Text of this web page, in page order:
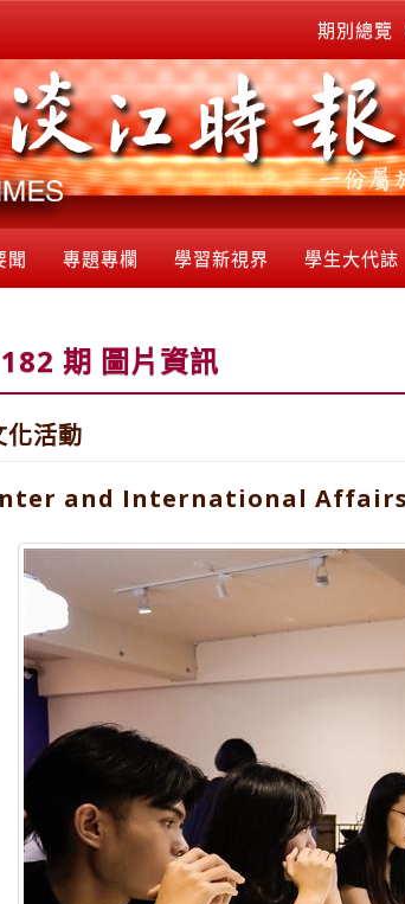
期別總覽
聞 專題專欄 學習新視界 學生大代誌
期 圖片資訊
化活動
and International